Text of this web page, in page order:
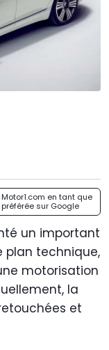
en tant que
sur Google
un important
plan technique,
motorisation
la
et